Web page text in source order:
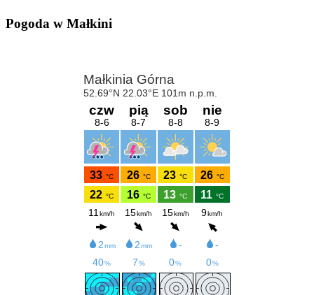
Pogoda w Małkini